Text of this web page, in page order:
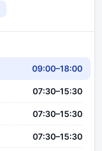
09:00–18:00
07:30–15:30
07:30–15:30
07:30–15:30